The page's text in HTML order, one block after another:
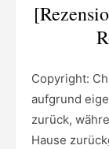
Copyright:
aufgrund
zurück,
Hause